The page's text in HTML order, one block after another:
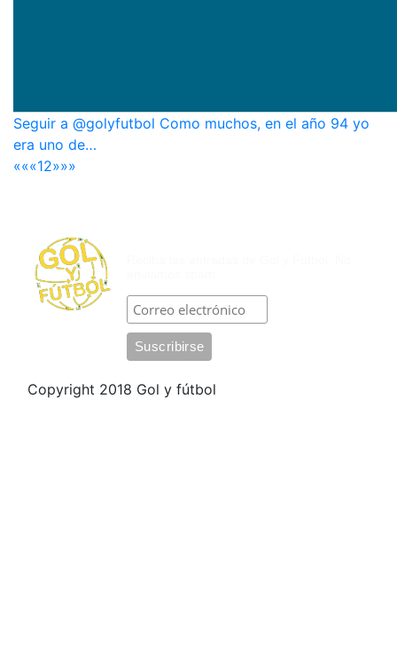
Seguir a @golyfutbol Como muchos, en el año 94 yo
era uno de…
«««12»»»
Copyright 2018 Gol y fútbol